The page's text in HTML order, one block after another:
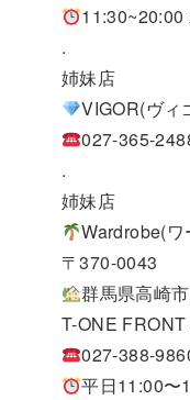
11:30~20:00
.
姉妹店
VIGOR(ヴィ
027-365-
.
姉妹店
Wardrobe(
〒370-0043
群馬県高崎
T-ONE
027-388-
平日11:00〜